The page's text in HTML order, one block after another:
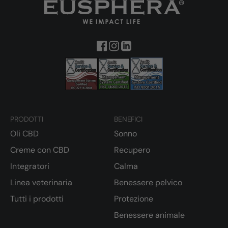
PRODOTTI
Oli CBD
Creme con CBD
Integratori
Linea veterinaria
Tutti i prodotti
BENEFICI
Sonno
Recupero
Calma
Benessere pelvico
Protezione
Benessere animale